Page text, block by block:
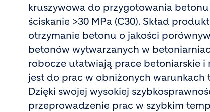
kruszywowa do przygotowania
ściskanie >30 MPa (C30). Skład
otrzymanie betonu o jakości
betonów wytwarzanych w
robocze ułatwiają prace betoniarskie i
jest do prac w obniżonych warunkach
Dzięki swojej wysokiej
przeprowadzenie prac w szybkim